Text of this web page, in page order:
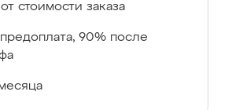
стоимости заказа
90% после